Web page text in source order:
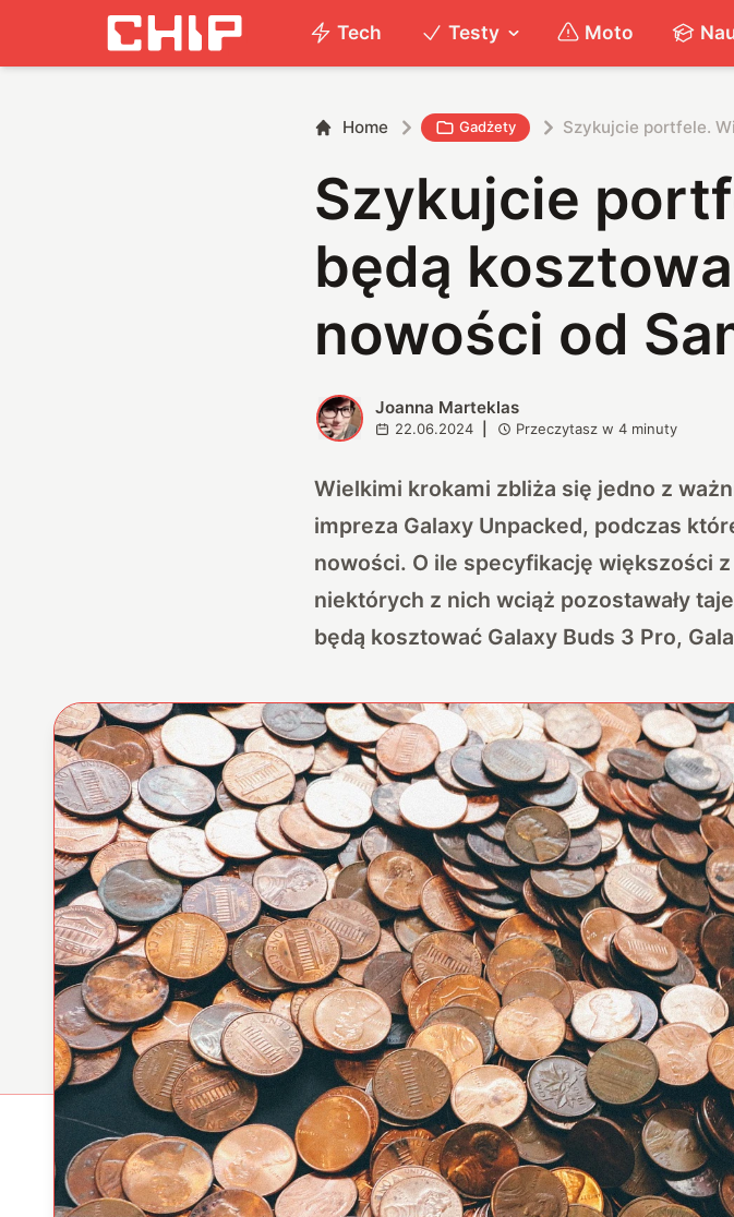
Tech Testy Moto
Home Gadżety Szykujcie portfele.
Szykujcie
będą
nowości od
J Joanna Marteklas
22.06.2024 Przeczytasz w4 minuty
Wielkimi krokami zbliża się jedno z
impreza Galaxy Unpacked, podczas
nowości. O ile specyfikację większości
niektórych z nich wciąż pozostawały
będą kosztować Galaxy Buds 3 Pro,